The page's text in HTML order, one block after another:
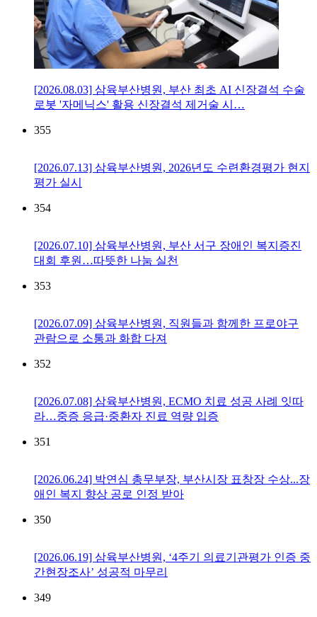
[2026.08.03] 삼육부산병원, 부산 최초 AI 신장결석 수술
로봇 '자메닉스' 활용 신장결석 제거술 시…
355
[2026.07.13] 삼육부산병원, 2026년도 수련환경평가 현지
평가 실시
354
[2026.07.10] 삼육부산병원, 부산 서구 장애인 복지증진
대회 후원…따뜻한 나눔 실천
353
[2026.07.09] 삼육부산병원, 직원들과 함께한 프로야구
관람으로 소통과 화합 다져
352
[2026.07.08] 삼육부산병원, ECMO 치료 성공 사례 잇따
라…중증 응급·중환자 진료 역량 입증
351
[2026.06.24] 박연심 총무부장, 부산시장 표창장 수상...장
애인 복지 향상 공로 인정 받아
350
[2026.06.19] 삼육부산병원, ‘4주기 의료기관평가 인증 중
간현장조사’ 성공적 마무리
349